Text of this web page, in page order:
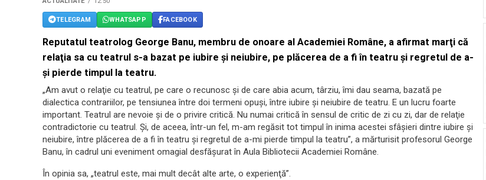
TELEGRAM WHATSAPP FACEBOOK
Reputatul teatrolog George Banu, membru de onoare al Academiei Române, a afirmat marţi că
relaţia sa cu teatrul s-a bazat pe iubire şi neiubire, pe plăcerea de a fi în teatru şi regretul de a-
şi pierde timpul la teatru.
„Am avut o relaţie cu teatrul, pe care o recunosc şi de care abia acum, târziu, îmi dau seama, bazată pe
dialectica contrariilor, pe tensiunea între doi termeni opuşi, între iubire şi neiubire de teatru. E un lucru foarte
important. Teatrul are nevoie şi de o privire critică. Nu numai critică în sensul de critic de zi cu zi, dar de relaţie
contradictorie cu teatrul. Şi, de aceea, într-un fel, m-am regăsit tot timpul în inima acestei sfâşieri dintre iubire şi
neiubire, între plăcerea de a fi în teatru şi regretul de a-mi pierde timpul la teatru”, a mărturisit profesorul George
Banu, în cadrul uni eveniment omagial desfăşurat în Aula Bibliotecii Academiei Române.
În opinia sa, „teatrul este, mai mult decât alte arte, o experienţă”.